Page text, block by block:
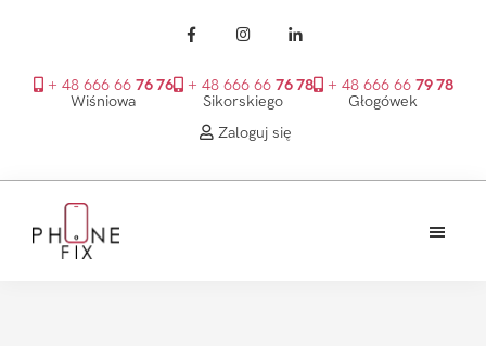
+ 48 666 66 76 76
Wiśniowa
+ 48 666 66 76 78
Sikorskiego
+ 48 666 66 79 78
Głogówek
Zaloguj się
głównego